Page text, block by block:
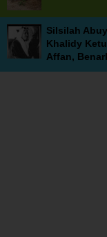
Silsilah
Khalidy
Affan,